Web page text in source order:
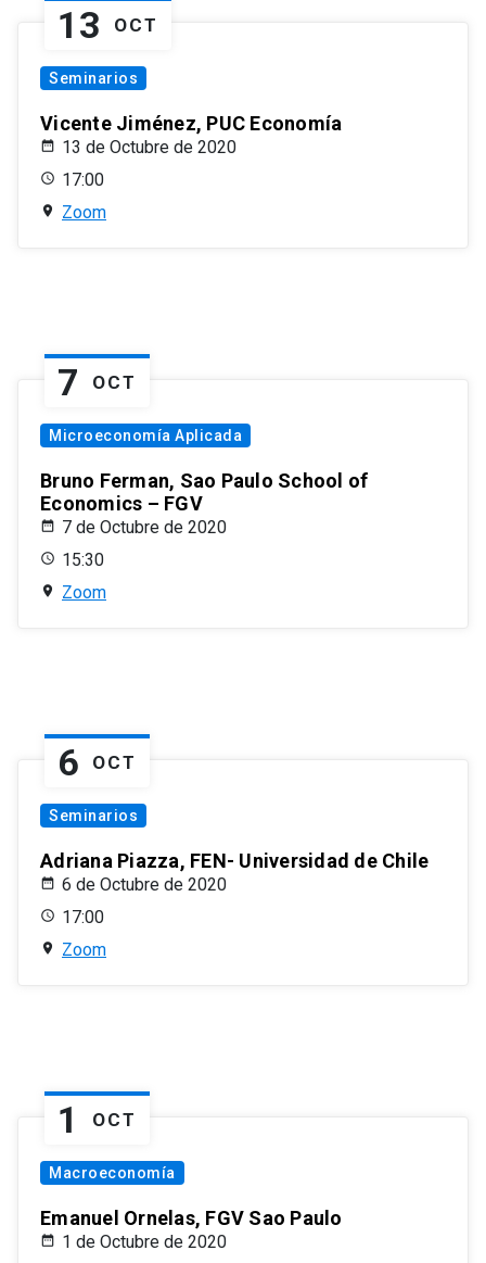
13 OCT
Seminarios
Vicente Jiménez, PUC Economía
13 de Octubre de 2020
17:00
Zoom
7 OCT
Microeconomía Aplicada
Bruno Ferman, Sao Paulo School of
Economics – FGV
7 de Octubre de 2020
15:30
Zoom
6 OCT
Seminarios
Adriana Piazza, FEN- Universidad de Chile
6 de Octubre de 2020
17:00
Zoom
1 OCT
Macroeconomía
Emanuel Ornelas, FGV Sao Paulo
1 de Octubre de 2020